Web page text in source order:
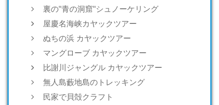
裏の"青の洞窟"シュノーケリング
屋慶名海峡カヤックツアー
ぬちの浜 カヤックツアー
マングローブ カヤックツアー
比謝川ジャングル カヤックツアー
無人島藪地島のトレッキング
民家で貝殻クラフト